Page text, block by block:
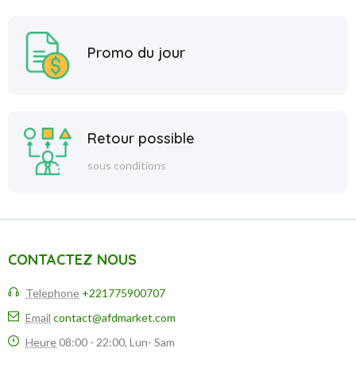
Promo du jour
Retour possible
sous conditions
CONTACTEZ NOUS
Telephone +221775900707
Email contact@afdmarket.com
Heure08:00 - 22:00, Lun- Sam